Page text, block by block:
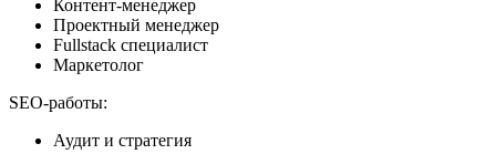
Контент-менеджер
Проектный менеджер
Fullstack специалист
Маркетолог
SEO-работы:
Аудит и стратегия